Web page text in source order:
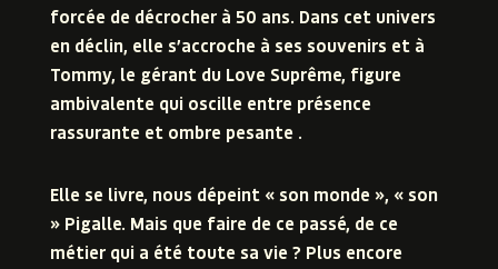
forcée de décrocher à 50 ans. Dans cet univers
en déclin, elle s’accroche à ses souvenirs et à
Tommy, le gérant du Love Suprême, figure
ambivalente qui oscille entre présence
rassurante et ombre pesante .
Elle se livre, nous dépeint « son monde », « son
» Pigalle. Mais que faire de ce passé, de ce
métier qui a été toute sa vie ? Plus encore